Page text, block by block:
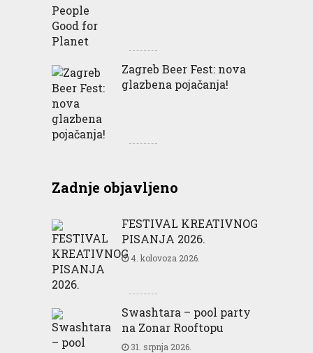
Zagreb Beer Fest: nova
glazbena pojačanja!
Zadnje objavljeno
FESTIVAL KREATIVNOG
PISANJA 2026.
4. kolovoza 2026.
Swashtara – pool party
na Zonar Rooftopu
31. srpnja 2026.